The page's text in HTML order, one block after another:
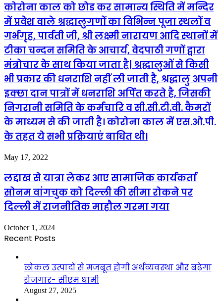
कोरोना काल को छोड कर सामान्य स्थिति में मन्दिर
में प्रवेश वाले श्रद्धालुगणों का विभिन्न पूजा स्थलों व
गर्भगृह, पार्वती जी, श्री लक्ष्मी नारायण आदि स्थानों में
टीका चन्दन समिति के आचार्य, वेदपाठी गणों द्वारा
मंत्रोचार के साथ किया जाता है| श्रद्धालुओं से किसी
भी प्रकार की धनराशि नहीं ली जाती है, श्रद्धालु अपनी
इक्छा दान पात्रों में धनराशि अर्पित करते है, जिसकी
निगरानी समिति के कर्मचारि व सी.सी.टी.वी. कैमरों
के माध्यम से की जाती है। कोरोना काल में एस.ओ.पी.
के तहत ये सभी प्रक्रियाएं बाधित थी।
May 17, 2022
लद्दाख से यात्रा लेकर आए सामाजिक कार्यकर्ता
सोनम वांगचुक को दिल्ली की सीमा रोकने पर
दिल्ली में राजनीतिक माहौल गरमा गया
October 1, 2024
Recent Posts
लोकल उत्पादों से मजबूत होगी अर्थव्यवस्था और बढ़ेगा
रोजगार- सीएम धामी
August 27, 2025